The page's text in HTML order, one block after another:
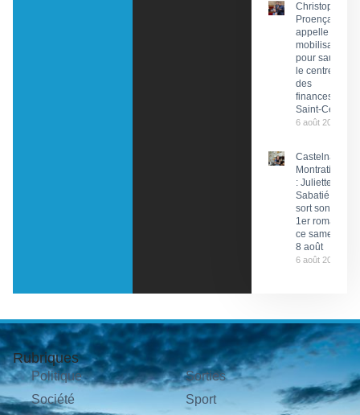
Christophe
Proença
appelle à la
mobilisation
pour sauver
le centre
des
finances de
Saint-Céré
6 août 2026
Castelnau-
Montratier
: Juliette
Sabatié
sort son
1er roman
ce samedi
8 août
6 août 2026
Rubriques
Politique
Société
Sorties
Sport